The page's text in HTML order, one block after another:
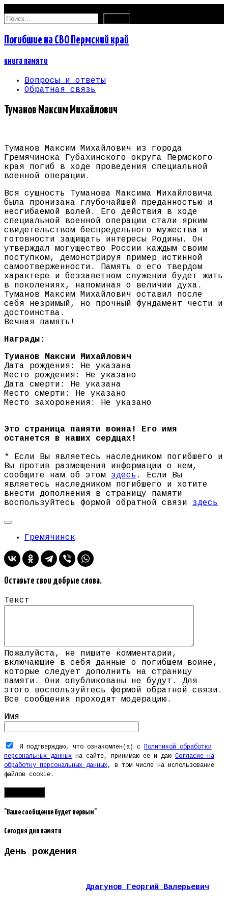
Найти:
Погибшие на СВО Пермский край
книга памяти
Вопросы и ответы
Обратная связь
Туманов Максим Михайлович
Туманов Максим Михайлович из города
Гремячинска Губахинского округа Пермского
края погиб в ходе проведения специальной
военной операции.
Вся сущность Туманова Максима Михайловича
была пронизана глубочайшей преданностью и
несгибаемой волей. Его действия в ходе
специальной военной операции стали ярким
свидетельством беспредельного мужества и
готовности защищать интересы Родины. Он
утверждал могущество России каждым своим
поступком, демонстрируя пример истинной
самоотверженности. Память о его твердом
характере и беззаветном служении будет жить
в поколениях, напоминая о величии духа.
Туманов Максим Михайлович оставил после
себя незримый, но прочный фундамент чести и
достоинства.
Вечная память!
Награды:
Туманов Максим Михайлович
Дата рождения: Не указана
Место рождения: Не указано
Дата смерти: Не указана
Место смерти: Не указано
Место захоронения: Не указано
Это страница памяти воина! Его имя
останется в наших сердцах!
* Если Вы являетесь наследником погибшего и
Вы против размещения информации о нем,
сообщите нам об этом здесь . Если Вы
являетесь наследником погибшего и хотите
внести дополнения в страницу памяти
воспользуйтесь формой обратной связи здесь
Гремячинск
Оставьте свои добрые слова.
Текст
Пожалуйста, не пишите комментарии,
включающие в себя данные о погибшем воине,
которые следует дополнить на страницу
памяти. Они опубликованы не будут. Для
этого воспользуйтесь формой обратной связи.
Все сообщения проходят модерацию.
Имя
Я подтверждаю, что ознакомлен(а) с
Политикой обработки
персональных данных на сайте, принимаю ее и даю Согласие на
обработку персональных данных, в том числе на использование
файлов cookie.
"Ваше сообщение будет первым"
Сегодня дни памяти
День рождения
Драгунов Георгий Валерьевич